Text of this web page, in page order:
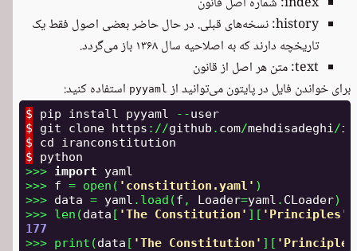
history: نسخه‌های قبلی. در حال حاضر بعضی اصول فقط یک
تاریخچه دارند که به اصلاحیه سال ۱۳۶۸ باز می‌گردد.
text: متن هر اصل از قانون
برای خواندن فایل در پایتون می‌توانید از pyyaml استفاده کنید:
$ pip install pyyaml --user
$
git clone https : //github . com/mehdisadeghi/
$
cd
iranconstitution
$
python
>>> import
yaml
>>> f = open ( ' constitution.yaml ' )
>>> data = yaml . load (f , Loader=yaml . CLoader)
>>> len (data [ 'The Constitution ' ][ ' Principles '
177
>>> print (data [ 'The Constitution ' ][ ' Principles